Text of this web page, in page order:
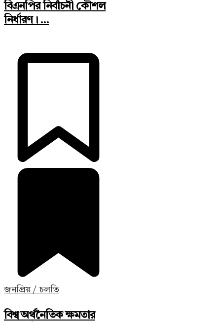
বিএনপির নির্বাচনী কৌশল
নির্ধারণ। ...
জনপ্রিয় / চলতি
বিশ্ব অর্থনৈতিক ক্ষমতার